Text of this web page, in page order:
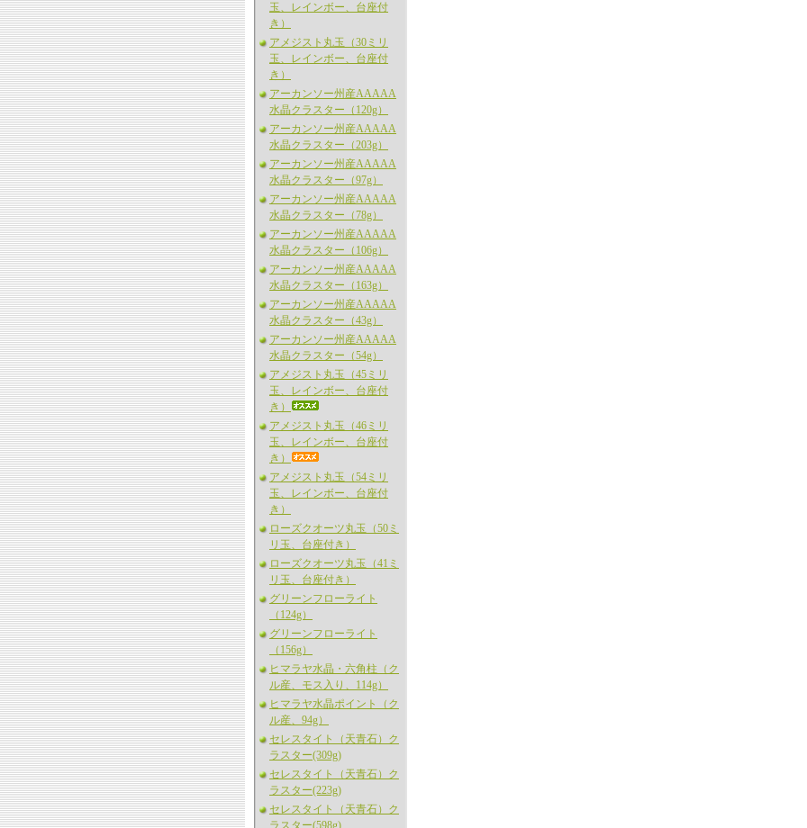
玉、レインボー、台座付
き）
アメジスト丸玉（30ミリ
玉、レインボー、台座付
き）
アーカンソー州産AAAAA
水晶クラスター（120g）
アーカンソー州産AAAAA
水晶クラスター（203g）
アーカンソー州産AAAAA
水晶クラスター（97g）
アーカンソー州産AAAAA
水晶クラスター（78g）
アーカンソー州産AAAAA
水晶クラスター（106g）
アーカンソー州産AAAAA
水晶クラスター（163g）
アーカンソー州産AAAAA
水晶クラスター（43g）
アーカンソー州産AAAAA
水晶クラスター（54g）
アメジスト丸玉（45ミリ
玉、レインボー、台座付
き）
アメジスト丸玉（46ミリ
玉、レインボー、台座付
き）
アメジスト丸玉（54ミリ
玉、レインボー、台座付
き）
ローズクオーツ丸玉（50ミ
リ玉、台座付き）
ローズクオーツ丸玉（41ミ
リ玉、台座付き）
グリーンフローライト
（124g）
グリーンフローライト
（156g）
ヒマラヤ水晶・六角柱（ク
ル産、モス入り、114g）
ヒマラヤ水晶ポイント（ク
ル産、94g）
セレスタイト（天青石）ク
ラスター(309g)
セレスタイト（天青石）ク
ラスター(223g)
セレスタイト（天青石）ク
ラスター(598g)